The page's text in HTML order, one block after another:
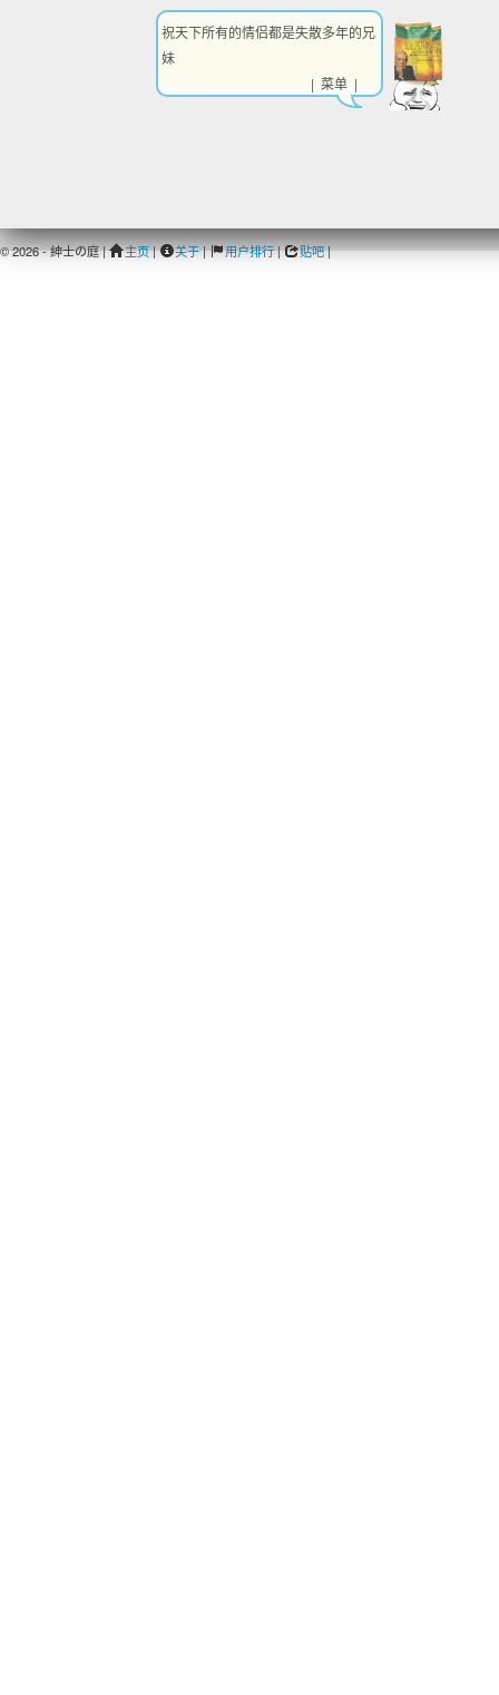
© 2026 - 紳士の庭 | 主页| 关于| 用户排行| 贴吧|
祝天下所有的情侣都是失散多年的兄
妹
| 菜单 |